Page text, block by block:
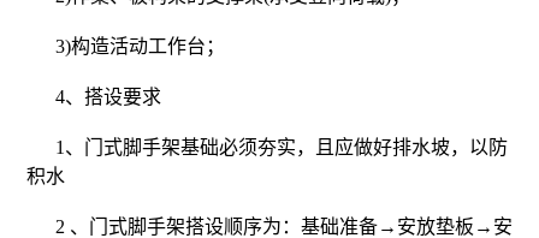
3)构造活动工作台；
4、搭设要求
1、门式脚手架基础必须夯实，且应做好排水坡，以防
积水
2 、门式脚手架搭设顺序为：基础准备→安放垫板→安